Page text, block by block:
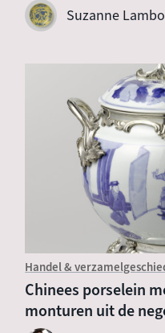
Suzanne
Handel &
Chinees porselein
monturen uit de